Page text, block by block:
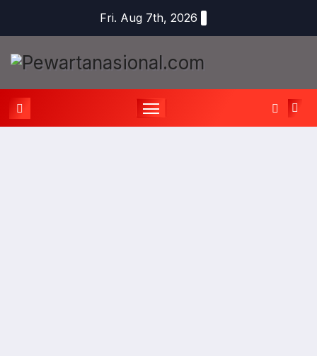
Fri. Aug 7th, 2026